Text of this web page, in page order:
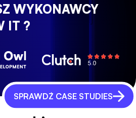
WYKONAWCY
IT ?
SPRAWDŹ CASE STUDIES